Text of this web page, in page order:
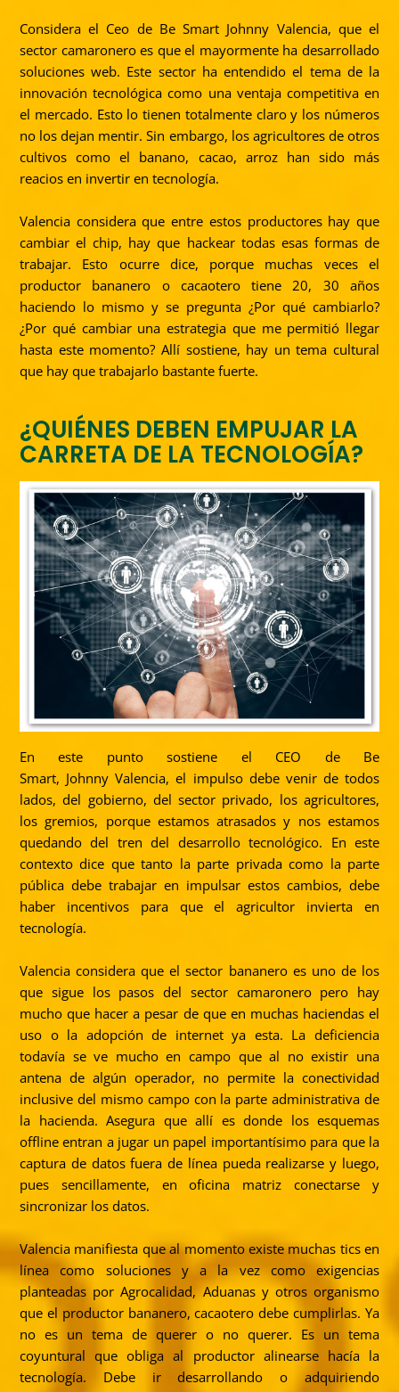
Considera el Ceo de Be Smart Johnny Valencia, que el
sector camaronero es que el mayormente ha desarrollado
soluciones web. Este sector ha entendido el tema de la
innovación tecnológica como una ventaja competitiva en
el mercado. Esto lo tienen totalmente claro y los números
no los dejan mentir. Sin embargo, los agricultores de otros
cultivos como el banano, cacao, arroz han sido más
reacios en invertir en tecnología.
Valencia considera que entre estos productores hay que
cambiar el chip, hay que hackear todas esas formas de
trabajar. Esto ocurre dice, porque muchas veces el
productor bananero o cacaotero tiene 20, 30 años
haciendo lo mismo y se pregunta ¿Por qué cambiarlo?
¿Por qué cambiar una estrategia que me permitió llegar
hasta este momento? Allí sostiene, hay un tema cultural
que hay que trabajarlo bastante fuerte.
¿QUIÉNES DEBEN EMPUJAR LA
CARRETA DE LA TECNOLOGÍA?
En este punto sostiene el CEO de Be
Smart, Johnny Valencia, el impulso debe venir de todos
lados, del gobierno, del sector privado, los agricultores,
los gremios, porque estamos atrasados y nos estamos
quedando del tren del desarrollo tecnológico. En este
contexto dice que tanto la parte privada como la parte
pública debe trabajar en impulsar estos cambios, debe
haber incentivos para que el agricultor invierta en
tecnología.
Valencia considera que el sector bananero es uno de los
que sigue los pasos del sector camaronero pero hay
mucho que hacer a pesar de que en muchas haciendas el
uso o la adopción de internet ya esta. La deficiencia
todavía se ve mucho en campo que al no existir una
antena de algún operador, no permite la conectividad
inclusive del mismo campo con la parte administrativa de
la hacienda. Asegura que allí es donde los esquemas
offline entran a jugar un papel importantísimo para que la
captura de datos fuera de línea pueda realizarse y luego,
pues sencillamente, en oficina matriz conectarse y
sincronizar los datos.
Valencia manifiesta que al momento existe muchas tics en
línea como soluciones y a la vez como exigencias
planteadas por Agrocalidad, Aduanas y otros organismo
que el productor bananero, cacaotero debe cumplirlas. Ya
no es un tema de querer o no querer. Es un tema
coyuntural que obliga al productor alinearse hacía la
tecnología. Debe ir desarrollando o adquiriendo